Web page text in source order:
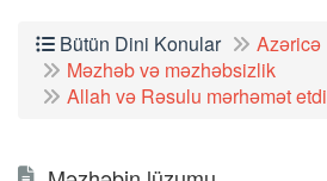
Bütün Dini Konular
Azəricə
Məzhəb və məzhəbsizlik
Allah və Rəsulu mərhəmət etdi